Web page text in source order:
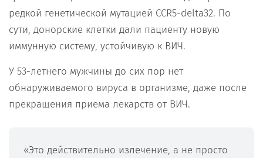
редкой генетической мутацией CCR5-delta32. По
сути, донорские клетки дали пациенту новую
иммунную систему, устойчивую к ВИЧ.
У 53-летнего мужчины до сих пор нет
обнаруживаемого вируса в организме, даже после
прекращения приема лекарств от ВИЧ.
«Это действительно излечение, а не просто